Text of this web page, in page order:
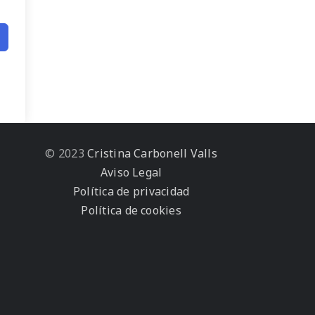
© 2023 Cristina Carbonell Valls
Aviso Legal
Política de privacidad
Política de cookies